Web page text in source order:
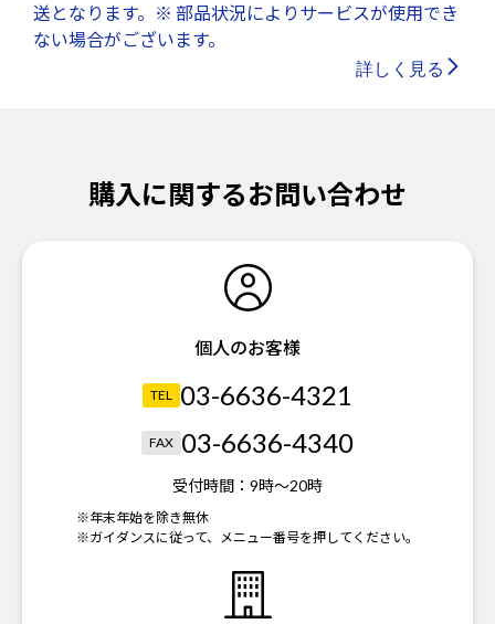
送となります。※ 部品状況によりサービスが使用でき
ない場合がございます。
詳しく見る
購入に関するお問い合わせ
個人のお客様
TEL 03-6636-4321
FAX 03-6636-4340
受付時間： 9時～20時
※年末年始を除き無休
※ガイダンスに従って、メニュー番号を押してください。